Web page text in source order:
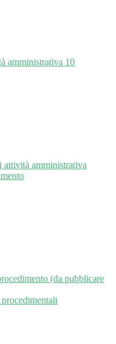
amministrativa 10
attività amministrativa
(da pubblicare